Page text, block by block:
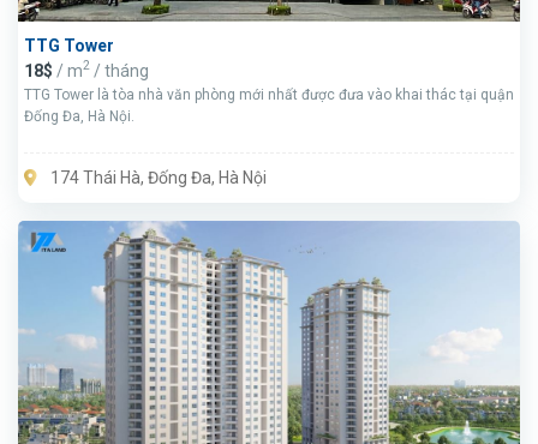
TTG Tower
18$ / m2 / tháng
TTG Tower là tòa nhà văn phòng mới nhất được đưa vào khai thác tại quận
Đống Đa, Hà Nội.
174 Thái Hà, Đống Đa, Hà Nội